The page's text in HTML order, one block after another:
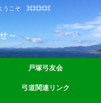
うこそ ⌘⌘⌘⌘
～
戸塚弓友会
弓道関連リンク